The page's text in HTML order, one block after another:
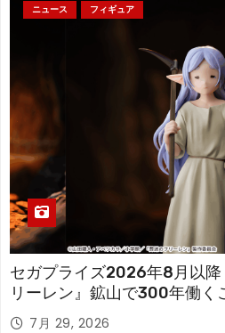
ニュース フィギュア
セガプライズ2026年8月以
リーレン』鉱山で300年働く
「フリーレン」を立体化！
7月 29, 2026